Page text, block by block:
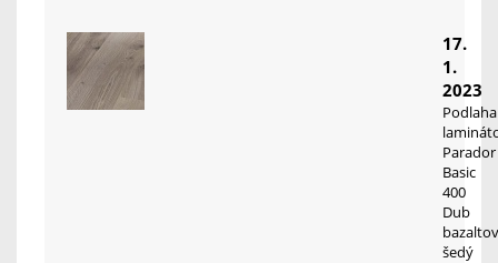
17.
1.
2023
Podlaha
Parador
Basic
400
Dub
šedý